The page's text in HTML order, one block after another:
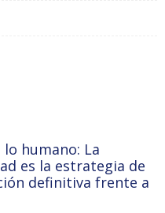
lo humano: La
es la estrategia de
definitiva frente a